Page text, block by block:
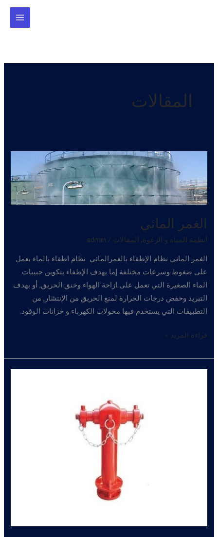
المقالات
الغمر المائي
أنظمة المياه و الرغوة, المقالات /
admin
الغمر المائي نظام الإطفاء بالغمرالمائي نظام اطفاء بالماء يعمل
على ضغوط وسرعات مختلفة إما بهدف الإطفاء بتكوين حبيبات
الماء الصغيرة التي تعمل على ازاحة الهواء وخنق الحريق, أو بهدف
التبريد وخفض درجات الحرارة لمنع الحريق من الإنتشار, من
التطبيقات التي يستخدم فيها محولات الكهرباء و خزانات الوقود.
الغمر
قراءة المزيد »